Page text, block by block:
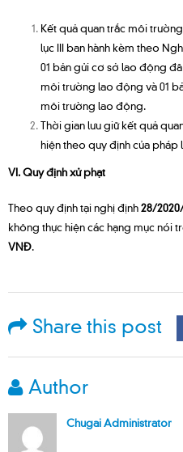
Kết quả quan trắc môi
lục III ban hành kèm theo
01 bản gửi cơ sở lao động
môi trường lao động và 01
môi trường lao động.
Thời gian lưu giữ kết quả
hiện theo quy định của pháp
VI. Quy định xử phạt
Theo quy định tại nghị định28/
không thực hiện các hạng mục nói
VNĐ
Share this post
Author
Chugai Administrator